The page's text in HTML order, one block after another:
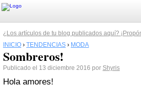
¿Los artículos de tu blog publicados aquí?
INICIO › TENDENCIAS › MODA
Sombreros!
Publicado el 13 diciembre 2016 por Shyris
Hola amores!